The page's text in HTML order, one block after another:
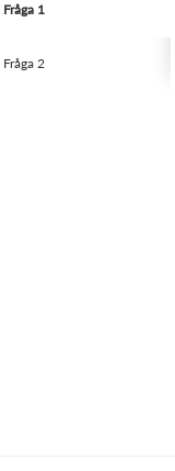
Fråga 1
Fråga 2